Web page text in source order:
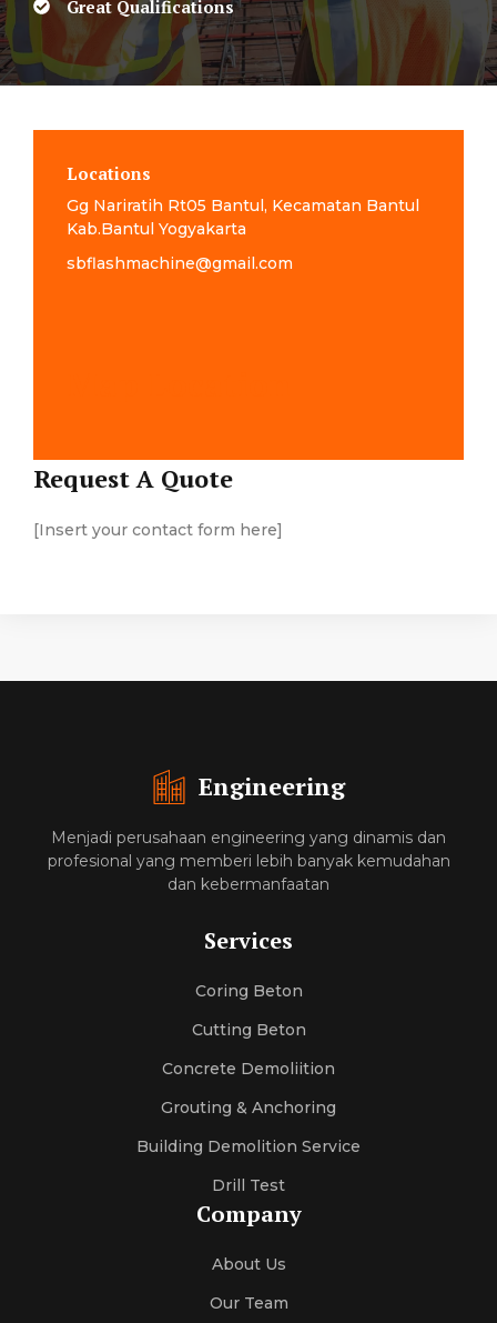
Great Qualifications
Locations
Gg Nariratih Rt05 Bantul, Kecamatan Bantul
Kab.Bantul Yogyakarta
sbflashmachine@gmail.com
Request A Quote
[Insert your contact form here]
Engineering
Menjadi perusahaan engineering yang dinamis dan
profesional yang memberi lebih banyak kemudahan
dan kebermanfaatan
Services
Coring Beton
Cutting Beton
Concrete Demoliition
Grouting & Anchoring
Building Demolition Service
Drill Test
Company
About Us
Our Team